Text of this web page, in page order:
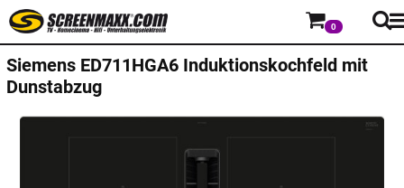
0
Siemens ED711HGA6 Induktionskochfeld mit
Dunstabzug